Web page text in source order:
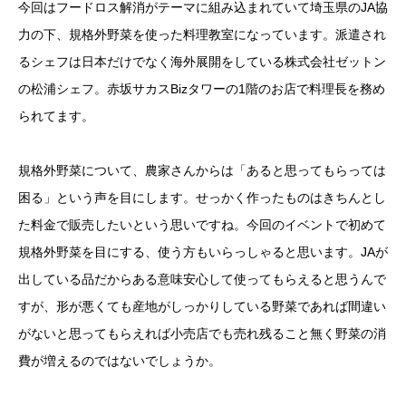
今回はフードロス解消がテーマに組み込まれていて埼玉県のJA協
力の下、規格外野菜を使った料理教室になっています。派遣され
るシェフは日本だけでなく海外展開をしている株式会社ゼットン
の松浦シェフ。赤坂サカスBizタワーの1階のお店で料理長を務め
られてます。
規格外野菜について、農家さんからは「あると思ってもらっては
困る」という声を目にします。せっかく作ったものはきちんとし
た料金で販売したいという思いですね。今回のイベントで初めて
規格外野菜を目にする、使う方もいらっしゃると思います。JAが
出している品だからある意味安心して使ってもらえると思うんで
すが、形が悪くても産地がしっかりしている野菜であれば間違い
がないと思ってもらえれば小売店でも売れ残ること無く野菜の消
費が増えるのではないでしょうか。